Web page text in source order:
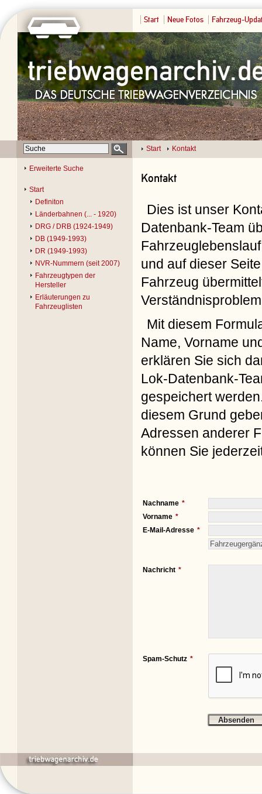
Start Neue Fotos Fahrzeug-
Start Kontakt
Erweiterte Suche
Start
Definiton
Länderbahnen (... - 1920)
DRG / DRB (1924-1949)
DB (1949-1993)
DR (1949-1993)
NVR-Nummern (seit 2007)
Fahrzeugtypen der
Hersteller
Erläuterungen zu
Fahrzeuglisten
Kontakt
Dies ist unser
Datenbank-Team
und auf dieser
Fahrzeug
Mit diesem
Name, Vorname
erklären Sie sich
Lok-Datenbank-
gespeichert
diesem Grund
Adressen anderer
können Sie
Nachname
Vorname
E-Mail-Adresse
Nachricht
Spam-Schutz